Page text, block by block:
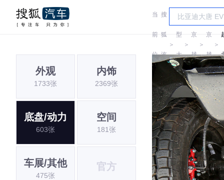
当
前
位
搜
狐
汽
车
＞
车
型
大
全
＞
北
京
越
野
＞
北
京
越
野
＞
外观
1733张
内饰
2369张
底盘/动力
603张
空间
181张
车展/其他
475张
官方